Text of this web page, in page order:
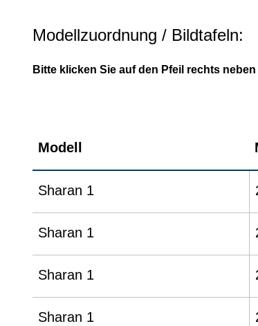
Modellzuordnung / Bildtafeln:
Bitte klicken Sie auf den Pfeil rechts
Modell
Sharan 1
Sharan 1
Sharan 1
Sharan 1